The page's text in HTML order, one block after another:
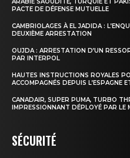
PACTE DE DÉFENSE MUTUELLE
CAMBRIOLAGES À EL JADIDA :
DEUXIÈME ARRESTATION
OUJDA : ARRESTATION D’UN
PAR INTERPOL
HAUTES INSTRUCTIONS ROYALES
ACCOMPAGNÉS DEPUIS L’ESPAGNE
CANADAIR, SUPER PUMA, TURBO
IMPRESSIONNANT DÉPLOYÉ PAR LE
SÉCURITÉ